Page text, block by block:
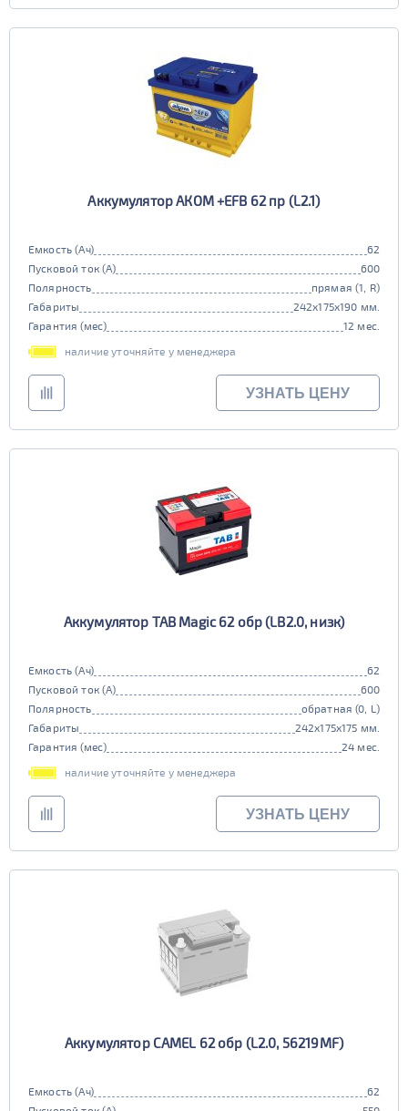
Аккумулятор АКОМ +EFB 62 пр (L2.1)
Емкость (Ач)
62
Пусковой ток (А)
600
Полярность
прямая (1, R)
Габариты
242x175x190 мм.
Гарантия (мес)
12 мес.
наличие уточняйте у менеджера
УЗНАТЬ ЦЕНУ
Аккумулятор TAB Magic 62 обр (LB2.0, низк)
Емкость (Ач)
62
Пусковой ток (А)
600
Полярность
обратная (0, L)
Габариты
242x175x175 мм.
Гарантия (мес)
24 мес.
наличие уточняйте у менеджера
УЗНАТЬ ЦЕНУ
Аккумулятор CAMEL 62 обр (L2.0, 56219MF)
Емкость (Ач)
62